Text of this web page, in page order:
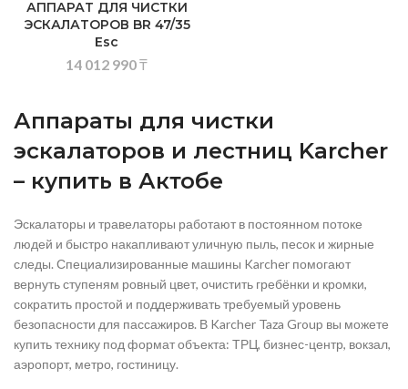
АППАРАТ ДЛЯ ЧИСТКИ
ЭСКАЛАТОРОВ BR 47/35
Esc
14 012 990₸
Аппараты для чистки
эскалаторов и лестниц Karcher
– купить в Актобе
Эскалаторы и травелаторы работают в постоянном потоке
людей и быстро накапливают уличную пыль, песок и жирные
следы. Специализированные машины Karcher помогают
вернуть ступеням ровный цвет, очистить гребёнки и кромки,
сократить простой и поддерживать требуемый уровень
безопасности для пассажиров. В Karcher Taza Group вы можете
купить технику под формат объекта: ТРЦ, бизнес-центр, вокзал,
аэропорт, метро, гостиницу.